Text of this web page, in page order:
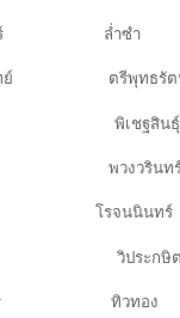
ชนินทร์ ล่
ญวิทย์ ตรีพุท
ยาม พิเชฐ
พนธ์ พวงวริ
กร โรจนนิน
ปร วิประก
ลศรี ทิวทอง